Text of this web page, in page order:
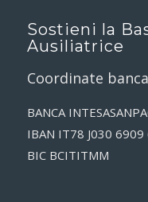
Sostieni la
Ausiliatrice
Coordinate
BANCA
IBAN IT78 J030
BIC BCITITMM